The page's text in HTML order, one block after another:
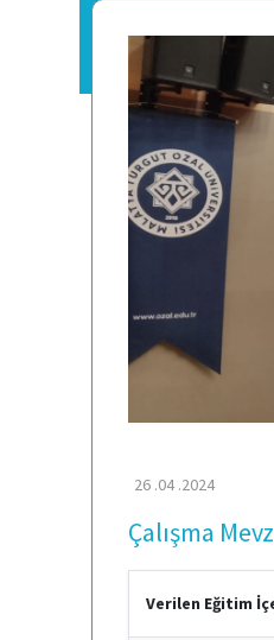
26 .04 .2024
Çalışma
Verilen Eğitim